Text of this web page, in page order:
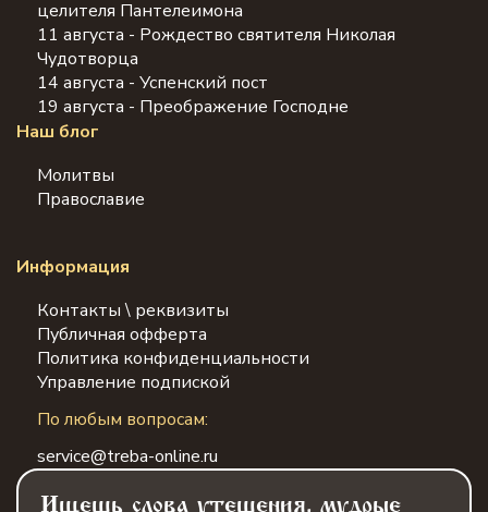
целителя Пантелеимона
11 августа - Рождество святителя Николая
Чудотворца
14 августа - Успенский пост
19 августа - Преображение Господне
Наш блог
Молитвы
Православие
Информация
Контакты \ реквизиты
Публичная офферта
Политика конфиденциальности
Управление подпиской
По любым вопросам:
service@treba-online.ru
Ищешь слова утешения, мудрые